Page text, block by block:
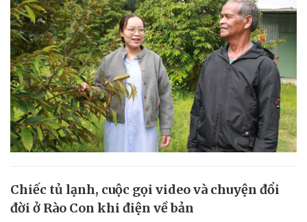
Chiếc tủ lạnh, cuộc gọi video và chuyện đổi
đời ở Rào Con khi điện về bản